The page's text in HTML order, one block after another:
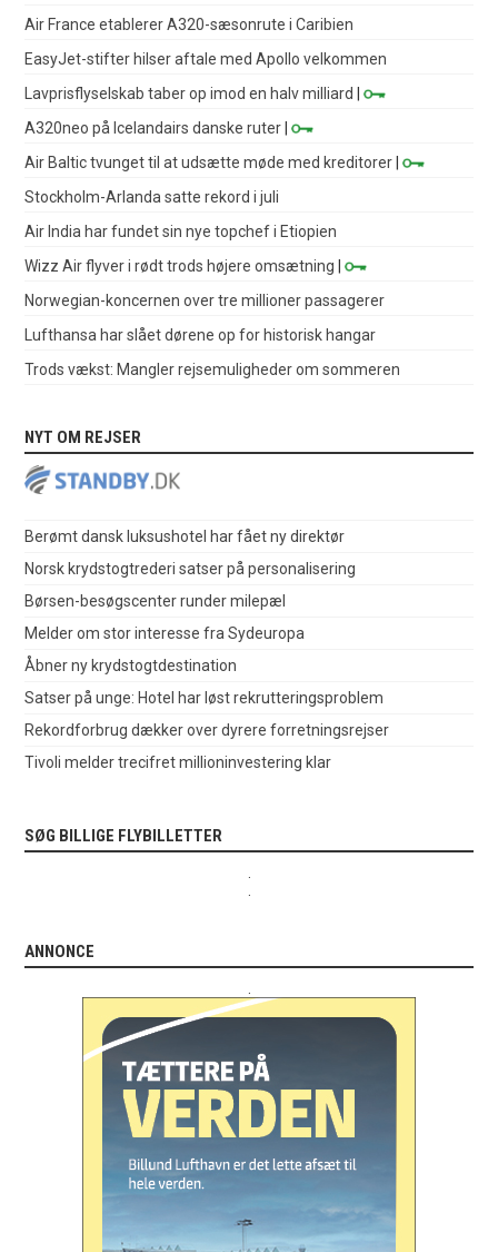
Air France etablerer A320-sæsonrute i Caribien
EasyJet-stifter hilser aftale med Apollo velkommen
Lavprisflyselskab taber op imod en halv milliard
|
A320neo på Icelandairs danske ruter |
Air Baltic tvunget til at udsætte møde med kreditorer |
Stockholm-Arlanda satte rekord i juli
Air India har fundet sin nye topchef i Etiopien
Wizz Air flyver i rødt trods højere omsætning |
Norwegian-koncernen over tre millioner passagerer
Lufthansa har slået dørene op for historisk hangar
Trods vækst: Mangler rejsemuligheder om sommeren
NYT OM REJSER
Berømt dansk luksushotel har fået ny direktør
Norsk krydstogtrederi satser på personalisering
Børsen-besøgscenter runder milepæl
Melder om stor interesse fra Sydeuropa
Åbner ny krydstogtdestination
Satser på unge: Hotel har løst rekrutteringsproblem
Rekordforbrug dækker over dyrere forretningsrejser
Tivoli melder trecifret millioninvestering klar
SØG BILLIGE FLYBILLETTER
ANNONCE